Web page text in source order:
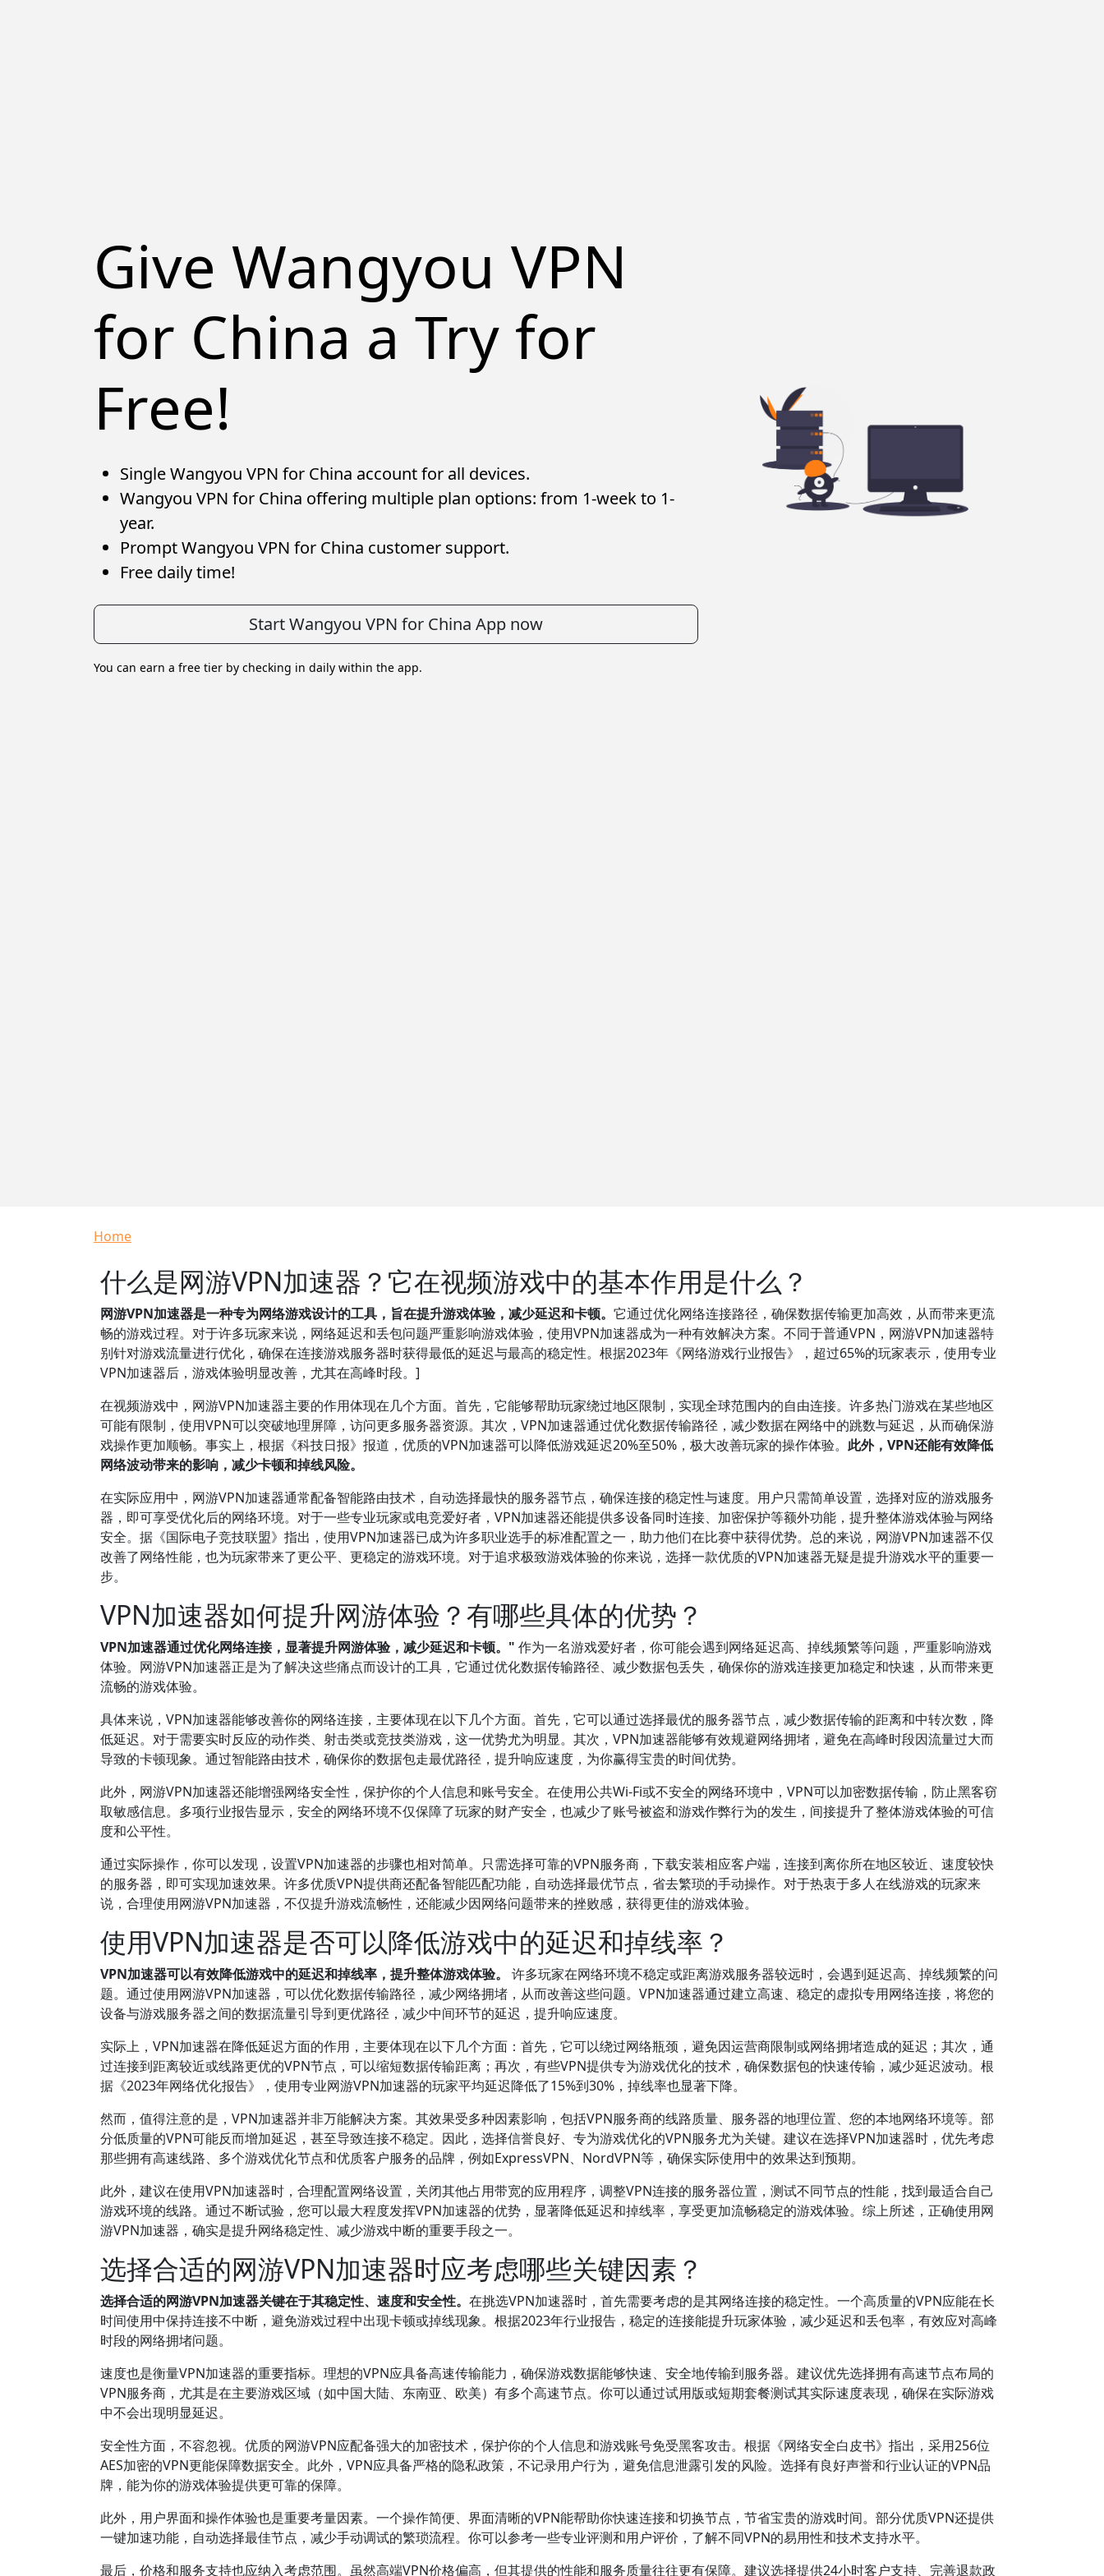
Give Wangyou VPN
for China a Try for
Free!
Single Wangyou VPN for China account for all devices.
Wangyou VPN for China offering multiple plan options: from 1-week to 1-
year.
Prompt Wangyou VPN for China customer support.
Free daily time!
Start Wangyou VPN for China App now
You can earn a free tier by checking in daily within the app.
Breadcrumb
Home
什么是网游VPN加速器？它在视频游戏中的基本作用是什么？
网游VPN加速器是一种专为网络游戏设计的工具，旨在提升游戏体验，减少延迟和卡顿。 它通过优化网络连接路径，确保数据传输更加高效，从而带来更流
畅的游戏过程。对于许多玩家来说，网络延迟和丢包问题严重影响游戏体验，使用VPN加速器成为一种有效解决方案。不同于普通VPN，网游VPN加速器特
别针对游戏流量进行优化，确保在连接游戏服务器时获得最低的延迟与最高的稳定性。根据2023年《网络游戏行业报告》，超过65%的玩家表示，使用专业
VPN加速器后，游戏体验明显改善，尤其在高峰时段。]
在视频游戏中，网游VPN加速器主要的作用体现在几个方面。首先，它能够帮助玩家绕过地区限制，实现全球范围内的自由连接。许多热门游戏在某些地区
可能有限制，使用VPN可以突破地理屏障，访问更多服务器资源。其次，VPN加速器通过优化数据传输路径，减少数据在网络中的跳数与延迟，从而确保游
戏操作更加顺畅。事实上，根据《科技日报》报道，优质的VPN加速器可以降低游戏延迟20%至50%，极大改善玩家的操作体验。 此外，VPN还能有效降低
网络波动带来的影响，减少卡顿和掉线风险。
在实际应用中，网游VPN加速器通常配备智能路由技术，自动选择最快的服务器节点，确保连接的稳定性与速度。用户只需简单设置，选择对应的游戏服务
器，即可享受优化后的网络环境。对于一些专业玩家或电竞爱好者，VPN加速器还能提供多设备同时连接、加密保护等额外功能，提升整体游戏体验与网络
安全。据《国际电子竞技联盟》指出，使用VPN加速器已成为许多职业选手的标准配置之一，助力他们在比赛中获得优势。总的来说，网游VPN加速器不仅
改善了网络性能，也为玩家带来了更公平、更稳定的游戏环境。对于追求极致游戏体验的你来说，选择一款优质的VPN加速器无疑是提升游戏水平的重要一
步。
VPN加速器如何提升网游体验？有哪些具体的优势？
VPN加速器通过优化网络连接，显著提升网游体验，减少延迟和卡顿。" 作为一名游戏爱好者，你可能会遇到网络延迟高、掉线频繁等问题，严重影响游戏
体验。网游VPN加速器正是为了解决这些痛点而设计的工具，它通过优化数据传输路径、减少数据包丢失，确保你的游戏连接更加稳定和快速，从而带来更
流畅的游戏体验。
具体来说，VPN加速器能够改善你的网络连接，主要体现在以下几个方面。首先，它可以通过选择最优的服务器节点，减少数据传输的距离和中转次数，降
低延迟。对于需要实时反应的动作类、射击类或竞技类游戏，这一优势尤为明显。其次，VPN加速器能够有效规避网络拥堵，避免在高峰时段因流量过大而
导致的卡顿现象。通过智能路由技术，确保你的数据包走最优路径，提升响应速度，为你赢得宝贵的时间优势。
此外，网游VPN加速器还能增强网络安全性，保护你的个人信息和账号安全。在使用公共Wi-Fi或不安全的网络环境中，VPN可以加密数据传输，防止黑客窃
取敏感信息。多项行业报告显示，安全的网络环境不仅保障了玩家的财产安全，也减少了账号被盗和游戏作弊行为的发生，间接提升了整体游戏体验的可信
度和公平性。
通过实际操作，你可以发现，设置VPN加速器的步骤也相对简单。只需选择可靠的VPN服务商，下载安装相应客户端，连接到离你所在地区较近、速度较快
的服务器，即可实现加速效果。许多优质VPN提供商还配备智能匹配功能，自动选择最优节点，省去繁琐的手动操作。对于热衷于多人在线游戏的玩家来
说，合理使用网游VPN加速器，不仅提升游戏流畅性，还能减少因网络问题带来的挫败感，获得更佳的游戏体验。
使用VPN加速器是否可以降低游戏中的延迟和掉线率？
VPN加速器可以有效降低游戏中的延迟和掉线率，提升整体游戏体验。
许多玩家在网络环境不稳定或距离游戏服务器较远时，会遇到延迟高、掉线频繁的问
题。通过使用网游VPN加速器，可以优化数据传输路径，减少网络拥堵，从而改善这些问题。VPN加速器通过建立高速、稳定的虚拟专用网络连接，将您的
设备与游戏服务器之间的数据流量引导到更优路径，减少中间环节的延迟，提升响应速度。
实际上，VPN加速器在降低延迟方面的作用，主要体现在以下几个方面：首先，它可以绕过网络瓶颈，避免因运营商限制或网络拥堵造成的延迟；其次，通
过连接到距离较近或线路更优的VPN节点，可以缩短数据传输距离；再次，有些VPN提供专为游戏优化的技术，确保数据包的快速传输，减少延迟波动。根
据《2023年网络优化报告》，使用专业网游VPN加速器的玩家平均延迟降低了15%到30%，掉线率也显著下降。
然而，值得注意的是，VPN加速器并非万能解决方案。其效果受多种因素影响，包括VPN服务商的线路质量、服务器的地理位置、您的本地网络环境等。部
分低质量的VPN可能反而增加延迟，甚至导致连接不稳定。因此，选择信誉良好、专为游戏优化的VPN服务尤为关键。建议在选择VPN加速器时，优先考虑
那些拥有高速线路、多个游戏优化节点和优质客户服务的品牌，例如ExpressVPN、NordVPN等，确保实际使用中的效果达到预期。
此外，建议在使用VPN加速器时，合理配置网络设置，关闭其他占用带宽的应用程序，调整VPN连接的服务器位置，测试不同节点的性能，找到最适合自己
游戏环境的线路。通过不断试验，您可以最大程度发挥VPN加速器的优势，显著降低延迟和掉线率，享受更加流畅稳定的游戏体验。综上所述，正确使用网
游VPN加速器，确实是提升网络稳定性、减少游戏中断的重要手段之一。
选择合适的网游VPN加速器时应考虑哪些关键因素？
选择合适的网游VPN加速器关键在于其稳定性、速度和安全性。 在挑选VPN加速器时，首先需要考虑的是其网络连接的稳定性。一个高质量的VPN应能在长
时间使用中保持连接不中断，避免游戏过程中出现卡顿或掉线现象。根据2023年行业报告，稳定的连接能提升玩家体验，减少延迟和丢包率，有效应对高峰
时段的网络拥堵问题。
速度也是衡量VPN加速器的重要指标。理想的VPN应具备高速传输能力，确保游戏数据能够快速、安全地传输到服务器。建议优先选择拥有高速节点布局的
VPN服务商，尤其是在主要游戏区域（如中国大陆、东南亚、欧美）有多个高速节点。你可以通过试用版或短期套餐测试其实际速度表现，确保在实际游戏
中不会出现明显延迟。
安全性方面，不容忽视。优质的网游VPN应配备强大的加密技术，保护你的个人信息和游戏账号免受黑客攻击。根据《网络安全白皮书》指出，采用256位
AES加密的VPN更能保障数据安全。此外，VPN应具备严格的隐私政策，不记录用户行为，避免信息泄露引发的风险。选择有良好声誉和行业认证的VPN品
牌，能为你的游戏体验提供更可靠的保障。
此外，用户界面和操作体验也是重要考量因素。一个操作简便、界面清晰的VPN能帮助你快速连接和切换节点，节省宝贵的游戏时间。部分优质VPN还提供
一键加速功能，自动选择最佳节点，减少手动调试的繁琐流程。你可以参考一些专业评测和用户评价，了解不同VPN的易用性和技术支持水平。
最后，价格和服务支持也应纳入考虑范围。虽然高端VPN价格偏高，但其提供的性能和服务质量往往更有保障。建议选择提供24小时客户支持、完善退款政